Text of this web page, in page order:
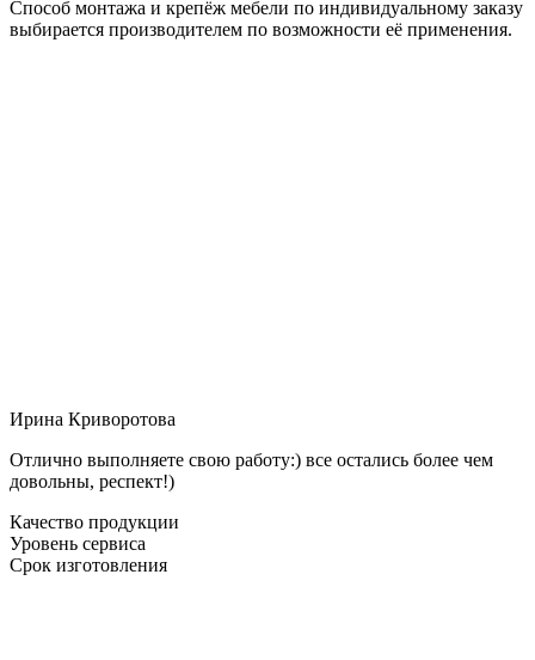
Способ монтажа и крепёж мебели по индивидуальному заказу
выбирается производителем по возможности её применения.
Ирина Криворотова
Отлично выполняете свою работу:) все остались более чем
довольны, респект!)
Качество продукции
Уровень сервиса
Срок изготовления